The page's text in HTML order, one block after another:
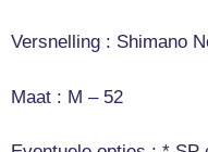
Versnelling : Shimano
Maat : M – 52